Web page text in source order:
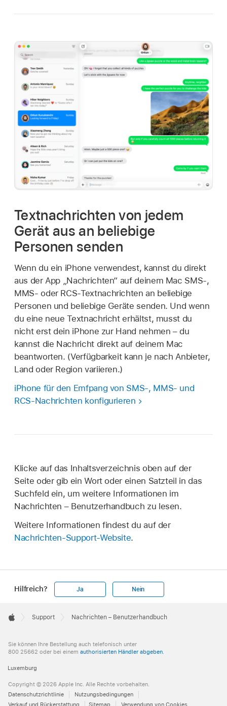
Textnachrichten von jedem
Gerät aus an beliebige
Personen senden
Wenn du ein iPhone verwendest, kannst du direkt
aus der App „Nachrichten“ auf deinem Mac SMS-,
MMS- oder RCS-Textnachrichten an beliebige
Personen und beliebige Geräte senden. Und wenn
du eine neue Textnachricht erhältst, musst du
nicht erst dein iPhone zur Hand nehmen – du
kannst die Nachricht direkt auf deinem Mac
beantworten. (Verfügbarkeit kann je nach Anbieter,
Land oder Region variieren.)
iPhone für den Emfpang von SMS-, MMS- und
RCS-Nachrichten konfigurieren
Klicke auf das Inhaltsverzeichnis oben auf der
Seite oder gib ein Wort oder einen Satzteil in das
Suchfeld ein, um weitere Informationen im
Nachrichten – Benutzerhandbuch zu lesen.
Weitere Informationen findest du auf der
Nachrichten-Support-Website.
Hilfreich? Ja Nein
Footer

Support Nachrichten – Benutzerhandbuch
Sie können Ihre Bestellung auch telefonisch unter
800 25662 oder bei einem authorisierten Händler abgeben.
Luxemburg
Copyright © 2026 Apple Inc. Alle Rechte vorbehalten.
Datenschutzrichtlinie
Nutzungsbedingungen
Verkauf und Rückerstattung
Sitemap Verwendung von Cookies